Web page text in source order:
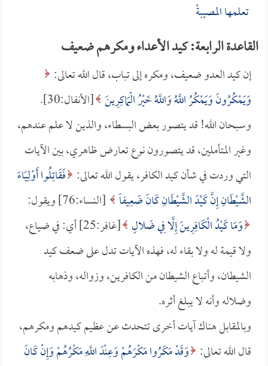
تعلمها المصيبةْ
القاعدة الرابعة: كيد الأعداء ومكرهم ضعيف
إن كيد العدو ضعيف، ومكره إلى تباب، قال الله تعالى:
وَيَمْكُرُونَ وَيَمْكُرُ اللَّهُ وَاللَّهُ خَيْرُ الْمَاكِرِينَ [الأنفال:30].
وسبحان الله! قد يتصور بعض البسطاء، والذين لا علم عندهم،
وغير المتأملين، قد يتصورون نوع تعارض ظاهري، بين الآيات
التي وردت في شأن كيد الكافر، يقول الله تعالى: فَقَاتِلُوا أَوْلِيَاءَ
الشَّيْطَانِ إِنَّ كَيْدَ الشَّيْطَانِ كَانَ ضَعِيفاً [النساء:76] ويقول:
وَمَا كَيْدُ الْكَافِرِينَ إِلَّا فِي ضَلالٍ
[غافر:25] أي: في ضياع،
ولا قيمة له ولا بقاء له، فهذه الآيات تدل على ضعف كيد
الشيطان، وأتباع الشيطان من الكافرين، وزواله، وذهابه
وضلاله وأنه لا يبلغ أثره.
وبالمقابل هناك آيات أخرى تتحدث عن عظيم كيدهم ومكرهم،
قال الله تعالى: وَقَدْ مَكَرُوا مَكْرَهُمْ وَعِنْدَ اللَّهِ مَكْرُهُمْ وَإِنْ كَانَ